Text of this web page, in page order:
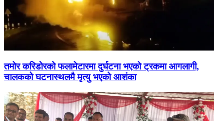
तमोर करिडोरको फलामेटारमा दुर्घटना भएको ट्रकमा आगलागी,
चालकको घटनास्थलमै मृत्यु भएको आशंका